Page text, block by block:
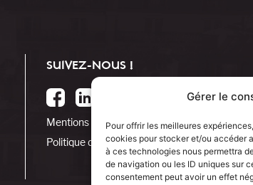
Gérer le
Pour offrir les meilleures
cookies pour stocker et/ou accéder
à ces technologies nous permettra
de navigation ou les ID uniques sur
consentement peut avoir un effet
SUIVEZ-NOUS !
Mentions légales
Politique de cookies